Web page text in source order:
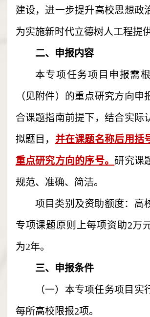
建设，进一步提升高校思想政
为实施新时代立德树人工程提
二、申报内容
本专项任务项目申报需
（见附件）的重点研究方向申
合课题指南前提下，结合实际
拟题目， 并在课题名称后用括
重点研究方向的序号。研究课
规范、准确、简洁。
项目类别及资助额度：高
专项课题原则上每项资助2万
为2年。
三、申报条件
（一）本专项任务项目实
每所高校限报2项。